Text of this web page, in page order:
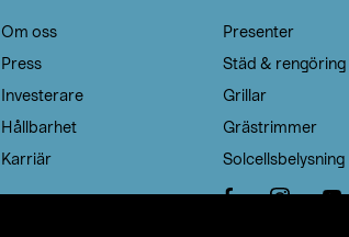
Om oss
Press
Investerare
Hållbarhet
Karriär
Presenter
Städ & rengöring
Grillar
Grästrimmer
Solcellsbelysning